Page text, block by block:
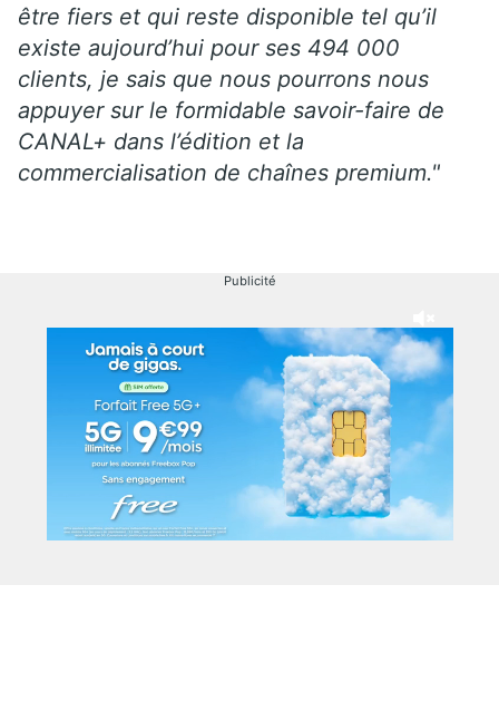
être fiers et qui reste disponible tel qu’il
existe aujourd’hui pour ses 494 000
clients, je sais que nous pourrons nous
appuyer sur le formidable savoir-faire de
CANAL+ dans l’édition et la
commercialisation de chaînes premium."
Publicité